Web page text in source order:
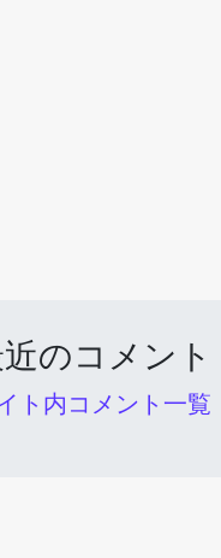
のコメント
ト内コメント一覧